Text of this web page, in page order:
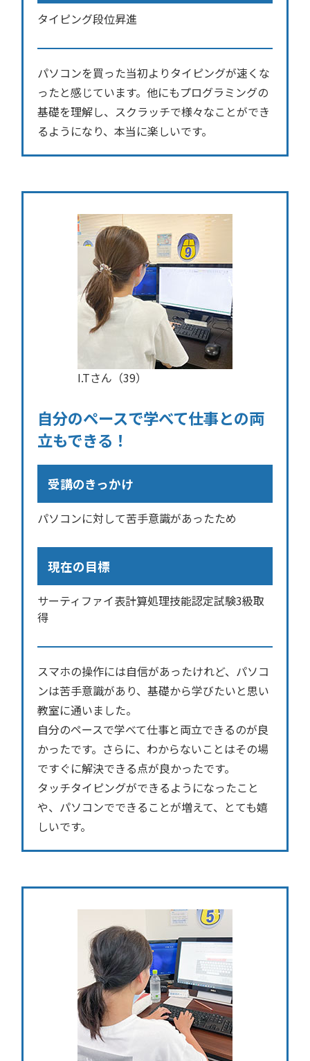
タイピング段位昇進
パソコンを買った当初よりタイピングが速くな
ったと感じています。他にもプログラミングの
基礎を理解し、スクラッチで様々なことができ
るようになり、本当に楽しいです。
I.Tさん（39）
自分のペースで学べて仕事との両
立もできる！
受講のきっかけ
パソコンに対して苦手意識があったため
現在の目標
サーティファイ表計算処理技能認定試験3級取
得
スマホの操作には自信があったけれど、パソコ
ンは苦手意識があり、基礎から学びたいと思い
教室に通いました。
自分のペースで学べて仕事と両立できるのが良
かったです。さらに、わからないことはその場
ですぐに解決できる点が良かったです。
タッチタイピングができるようになったこと
や、パソコンでできることが増えて、とても嬉
しいです。